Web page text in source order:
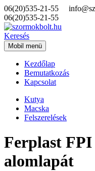
06(20)535-21-55
06(20)535-21-55
Keresés
Mobil menü
Kezdőlap
Bemutatkozás
Kapcsolat
Kutya
Macska
Felszerelések
Ferplast FPI
alomlapát